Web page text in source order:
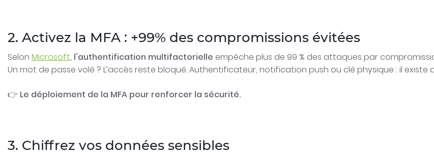
2. Activez la MFA : +99% des compromissions évitées
Selon Microsoft, l'authentification multifactorielle empêche plus de 99 % des attaques par
Un mot de passe volé ? L’accès reste bloqué. Authentificateur, notification push ou clé physique : il
👉 Le déploiement de la MFA pour renforcer la sécurité.
3. Chiffrez vos données sensibles